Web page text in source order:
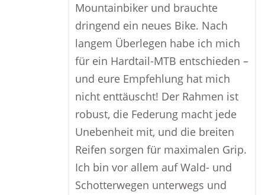
Mountainbiker und brauchte
dringend ein neues Bike. Nach
langem Überlegen habe ich mich
für ein Hardtail-MTB entschieden –
und eure Empfehlung hat mich
nicht enttäuscht! Der Rahmen ist
robust, die Federung macht jede
Unebenheit mit, und die breiten
Reifen sorgen für maximalen Grip.
Ich bin vor allem auf Wald- und
Schotterwegen unterwegs und